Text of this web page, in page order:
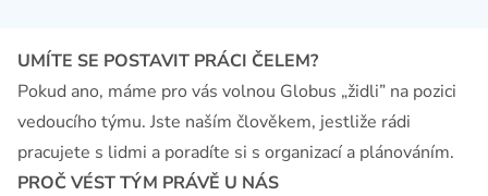
UMÍTE SE POSTAVIT PRÁCI ČELEM?
Pokud ano, máme pro vás volnou Globus „židli” na pozici
vedoucího týmu. Jste naším člověkem, jestliže rádi
pracujete s lidmi a poradíte si s organizací a plánováním.
PROČ VÉST TÝM PRÁVĚ U NÁS